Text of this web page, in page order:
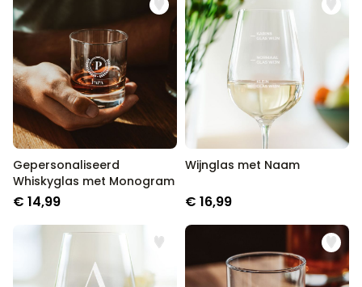
Gepersonaliseerd
Whiskyglas met Monogram
€ 14,99
Wijnglas met Naam
€ 16,99